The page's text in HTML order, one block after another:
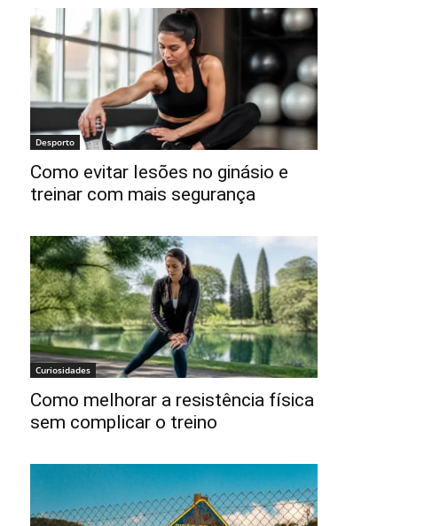
Desporto
Como evitar lesões no ginásio e
treinar com mais segurança
Curiosidades
Como melhorar a resistência física
sem complicar o treino